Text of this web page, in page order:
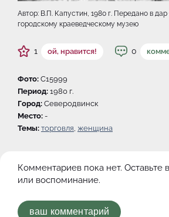
Автор: В.П. Капустин, 1980 г. Передано в
городскому краеведческому музею
1 ой, нравится! 0
Фото: C15999
Период: 1980 г.
Город: Северодвинск
Место: -
Темы: торговля женщина
Комментариев пока нет. Оставьте
или воспоминание.
ваш комментарий